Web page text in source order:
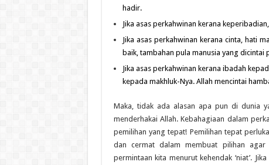
hadir.
Jika asas perkahwinan kerana
Jika asas perkahwinan kerana cinta, hati
baik, tambahan pula manusia yang dicintai
Jika asas perkahwinan kerana ibadah
kepada makhluk-Nya. Allah mencintai
Maka, tidak ada alasan apa pun di dunia
menderhakai Allah. Kebahagiaan dalam
pemilihan yang tepat! Pemilihan tepat
dan cermat dalam membuat pilihan
permintaan kita menurut kehendak ‘niat’.